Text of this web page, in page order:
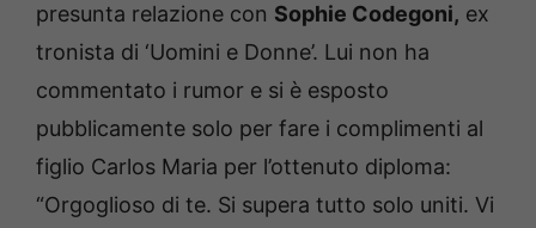
presunta relazione con Sophie Codegoni, ex
tronista di ‘Uomini e Donne’. Lui non ha
commentato i rumor e si è esposto
pubblicamente solo per fare i complimenti al
figlio Carlos Maria per l’ottenuto diploma:
“Orgoglioso di te. Si supera tutto solo uniti. Vi